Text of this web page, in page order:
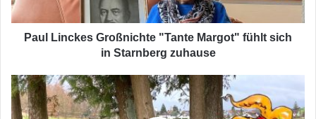
in
Starnberg
zuhause
Paul Linckes Großnichte "Tante Margot" fühlt sich
in Starnberg zuhause
Die
schönste
Ostergeschichte